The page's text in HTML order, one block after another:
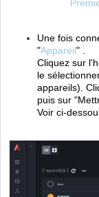
Une fois
"Appareil" .
Cliquez sur
le
appareils).
puis sur
Voir ci-